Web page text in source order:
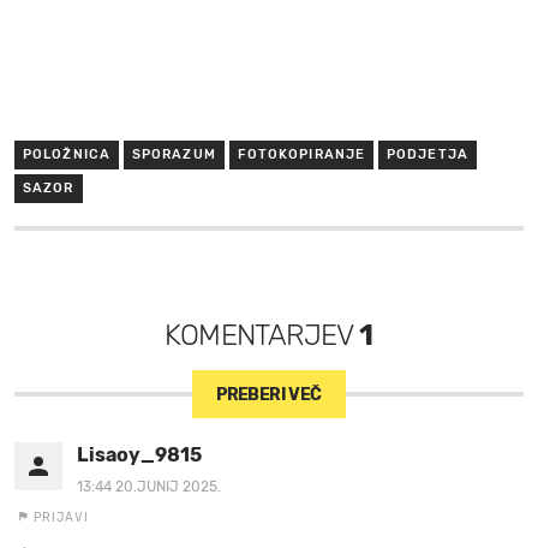
POLOŽNICA SPORAZUM FOTOKOPIRANJE PODJETJA
SAZOR
KOMENTARJEV1
PREBERI VEČ
Lisaoy_9815
13:44 20.JUNIJ 2025.
PRIJAVI